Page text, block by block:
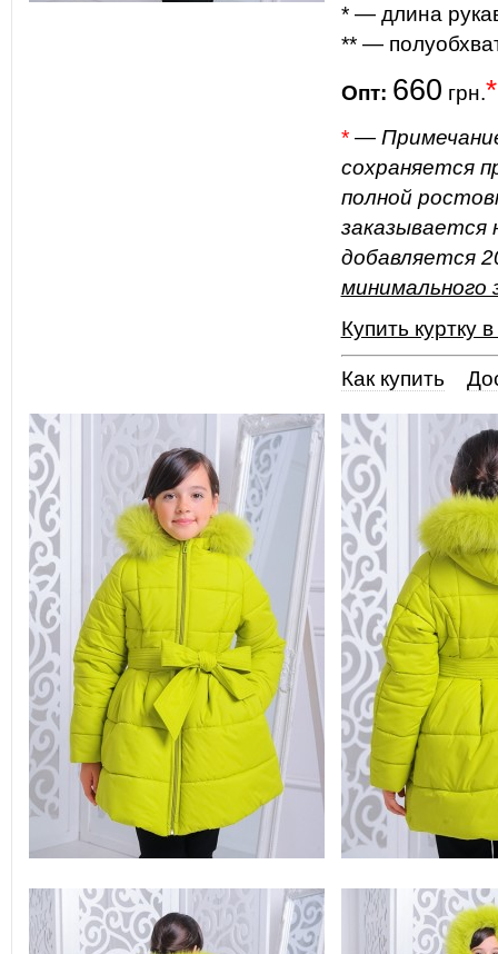
* — длина
** —
Опт: 660 грн.*
*—
сохраняется
полной
заказывается
добавляется
минимального
Купить куртку
Как купить